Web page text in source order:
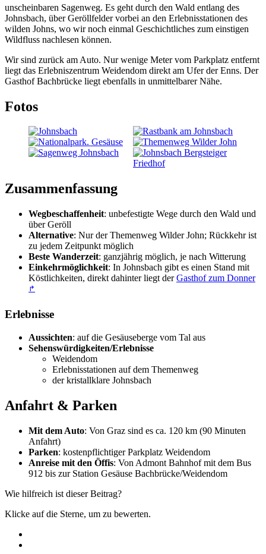
unscheinbaren Sagenweg. Es geht durch den Wald entlang des
Johnsbach, über Geröllfelder vorbei an den Erlebnisstationen des
wilden Johns, wo wir noch einmal Geschichtliches zum einstigen
Wildfluss nachlesen können.
Wir sind zurück am Auto. Nur wenige Meter vom Parkplatz entfernt
liegt das Erlebniszentrum Weidendom direkt am Ufer der Enns. Der
Gasthof Bachbrücke liegt ebenfalls in unmittelbarer Nähe.
Fotos
Zusammenfassung
Wegbeschaffenheit: unbefestigte Wege durch den Wald und
über Geröll
Alternative: Nur der Themenweg Wilder John; Rückkehr ist
zu jedem Zeitpunkt möglich
Beste Wanderzeit: ganzjährig möglich, je nach Witterung
Einkehrmöglichkeit: In Johnsbach gibt es einen Stand mit
Köstlichkeiten, direkt dahinter liegt derGasthof zum Donner
↱
Erlebnisse
Aussichten: auf die Gesäuseberge vom Tal aus
Sehenswürdigkeiten/Erlebnisse
Weidendom
Erlebnisstationen auf dem Themenweg
der kristallklare Johnsbach
Anfahrt & Parken
Mit dem Auto: Von Graz sind es ca. 120 km (90 Minuten
Anfahrt)
Parken: kostenpflichtiger Parkplatz Weidendom
Anreise mit den Öffis: Von Admont Bahnhof mit dem Bus
912 bis zur Station Gesäuse Bachbrücke/Weidendom
Wie hilfreich ist dieser Beitrag?
Klicke auf die Sterne, um zu bewerten.